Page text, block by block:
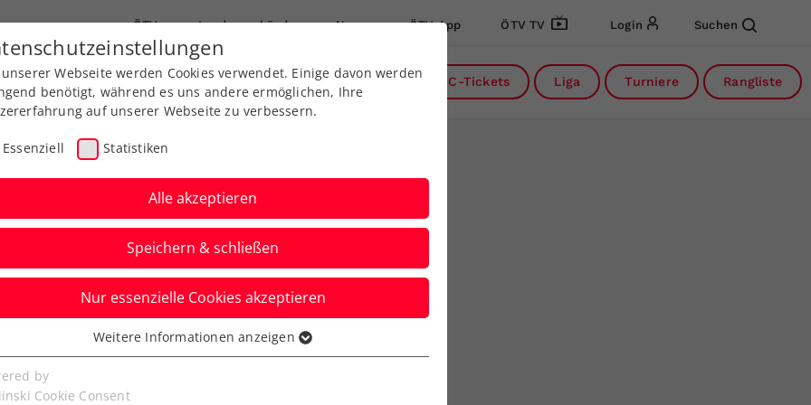
ÖTV Landesverbände News ÖTV App ÖTV TV Login Suchen
Ausbildung Services Über uns FAQ DC-Tickets Liga Turniere Rangliste
1 der
Webseite werden Cookies verwendet. Einige davon werden
benötigt, während es uns andere ermöglichen, Ihre
auf unserer Webseite zu verbessern.
Essenziell Statistiken
Alle akzeptieren
Speichern & schließen
Nur essenzielle Cookies akzeptieren
Cookies werden für grundlegende Funktionen der
benötigt. Dadurch ist gewährleistet, dass die Webseite
Weitere Informationen anzeigen
by
Cookie Consent